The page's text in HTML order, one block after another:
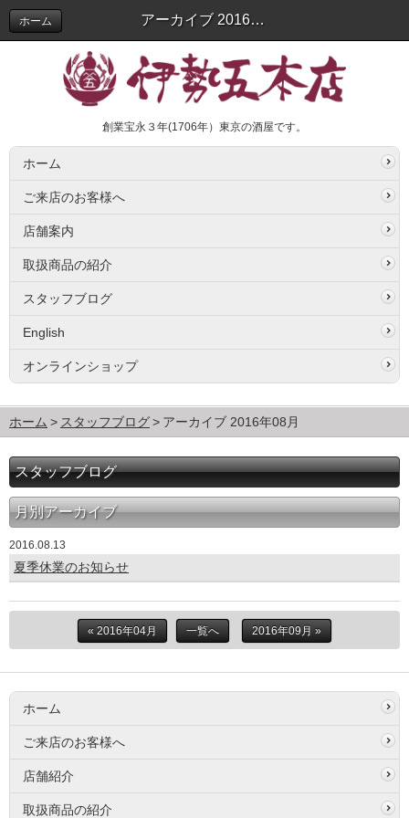
アーカイブ 2016年08月 | スタッフブログ
ホーム
創業宝永３年(1706年）東京の酒屋です。
ホーム
ご来店のお客様へ
店舗案内
取扱商品の紹介
スタッフブログ
English
オンラインショップ
ホーム スタッフブログ アーカイブ 2016年08月
スタッフブログ
月別アーカイブ
2016.08.13
夏季休業のお知らせ
« 2016年04月 一覧へ 2016年09月 »
ホーム
ご来店のお客様へ
店舗紹介
取扱商品の紹介